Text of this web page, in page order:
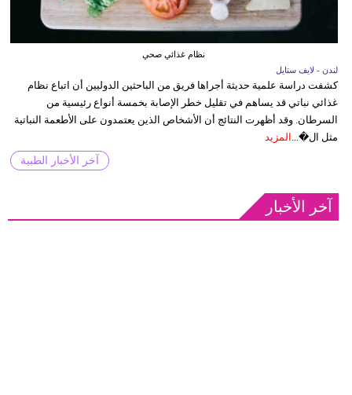
نظام غذائي صحي
لندن - لايف ستايل
كشفت دراسة علمية حديثة أجراها فريق من الباحثين الدوليين أن اتباع نظام
غذائي نباتي قد يساهم في تقليل خطر الإصابة بخمسة أنواع رئيسية من
السرطان. وقد أظهرت النتائج أن الأشخاص الذين يعتمدون على الأطعمة النباتية
مثل ال�...
المزيد
آخر الأخبار الطبية
آخر الأخبار